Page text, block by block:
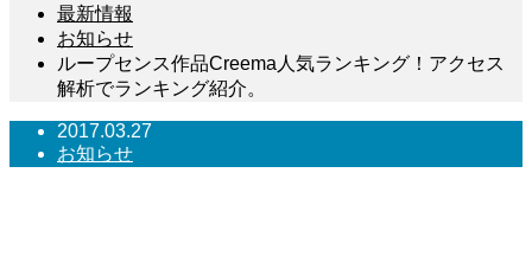
最新情報
お知らせ
ループセンス作品Creema人気ランキング！アクセス
解析でランキング紹介。
2017.03.27
お知らせ